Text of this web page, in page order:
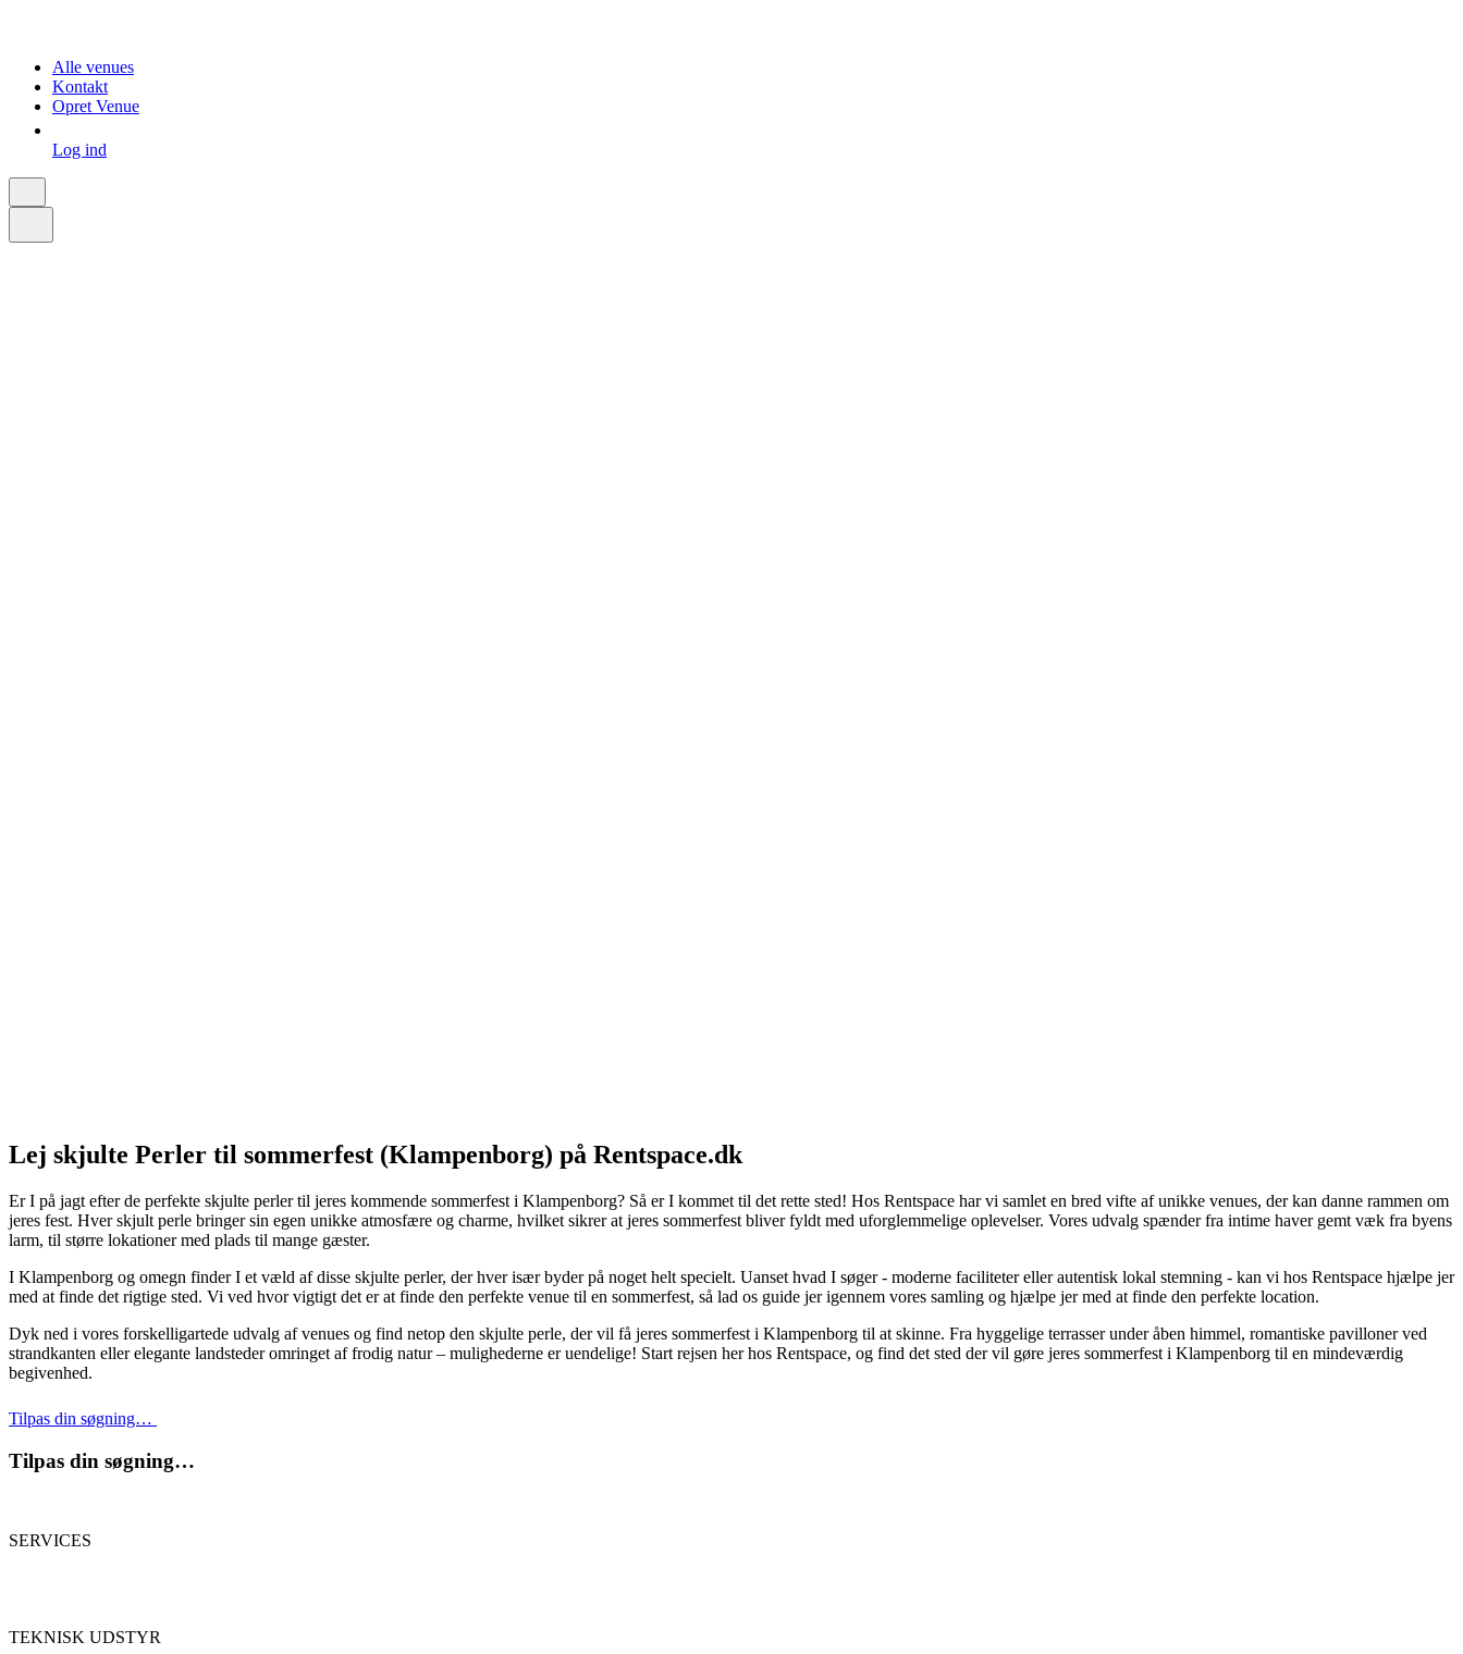
Alle venues
Kontakt
Opret Venue
Log ind
Lej skjulte Perler til sommerfest (Klampenborg) på Rentspace.dk
Er I på jagt efter de perfekte skjulte perler til jeres kommende sommerfest i Klampenborg? Så er I kommet til det rette sted! Hos Rentspace har vi samlet en bred vifte af unikke venues, der kan danne rammen om
jeres fest. Hver skjult perle bringer sin egen unikke atmosfære og charme, hvilket sikrer at jeres sommerfest bliver fyldt med uforglemmelige oplevelser. Vores udvalg spænder fra intime haver gemt væk fra byens
larm, til større lokationer med plads til mange gæster.
I Klampenborg og omegn finder I et væld af disse skjulte perler, der hver især byder på noget helt specielt. Uanset hvad I søger - moderne faciliteter eller autentisk lokal stemning - kan vi hos Rentspace hjælpe jer
med at finde det rigtige sted. Vi ved hvor vigtigt det er at finde den perfekte venue til en sommerfest, så lad os guide jer igennem vores samling og hjælpe jer med at finde den perfekte location.
Dyk ned i vores forskelligartede udvalg af venues og find netop den skjulte perle, der vil få jeres sommerfest i Klampenborg til at skinne. Fra hyggelige terrasser under åben himmel, romantiske pavilloner ved
strandkanten eller elegante landsteder omringet af frodig natur – mulighederne er uendelige! Start rejsen her hos Rentspace, og find det sted der vil gøre jeres sommerfest i Klampenborg til en mindeværdig
begivenhed.
Tilpas din søgning…
Tilpas din søgning…
SERVICES
TEKNISK UDSTYR